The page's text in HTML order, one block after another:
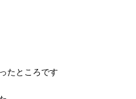
たところです